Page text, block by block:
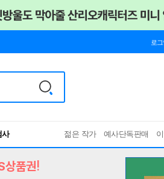
로
사
젊은 작가 예사단독판매
상품권!